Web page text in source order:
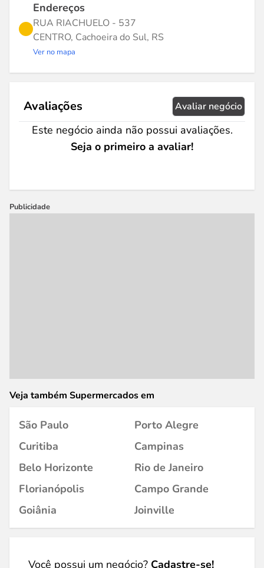
Endereços
RUA RIACHUELO - 537
CENTRO, Cachoeira do Sul, RS
Ver no mapa
Avaliações Avaliar negócio
Este negócio ainda não possui avaliações.
Seja o primeiro a avaliar!
Publicidade
Veja também Supermercados em
São Paulo
Porto Alegre
Curitiba
Campinas
Belo Horizonte
Rio de Janeiro
Florianópolis
Campo Grande
Goiânia
Joinville
Você possui um negócio? Cadastre-se!